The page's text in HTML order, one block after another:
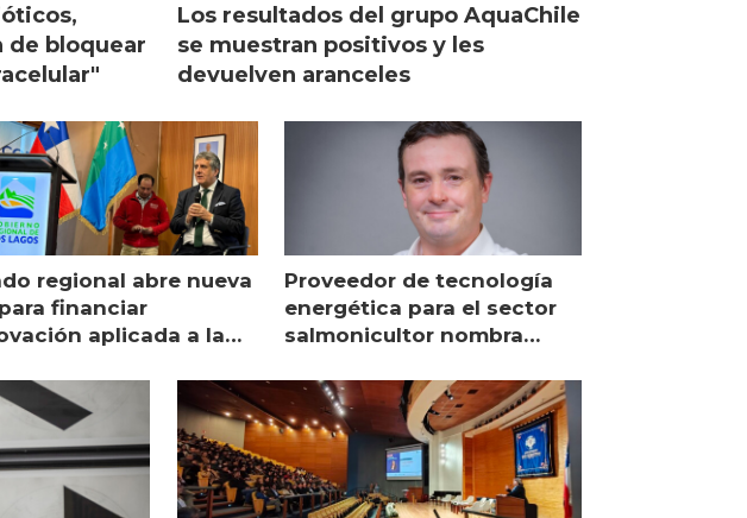
de bloquear
Los resultados del grupo AquaChile
se muestran positivos y les
devuelven aranceles
regional abre nueva
financiar
aplicada a la
Proveedor de tecnología
energética para el sector
salmonicultor nombra